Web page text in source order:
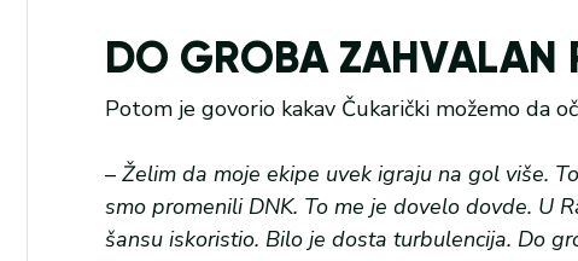
DO GROBA ZAHVALAN
Potom je govorio kakav Čukarički možemo da
– Želim da moje ekipe uvek igraju na gol više.
smo promenili DNK. To me je dovelo dovde. U
šansu iskoristio. Bilo je dosta turbulencija. Do